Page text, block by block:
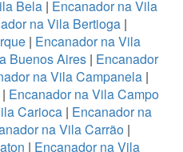
Bela| Encanador na Vila
na Vila Bertioga|
| Encanador na Vila
Buenos Aires | Encanador
na Vila Campanela |
| Encanador na Vila Campo
Carioca| Encanador na
na Vila Carrão|
| Encanador na Vila